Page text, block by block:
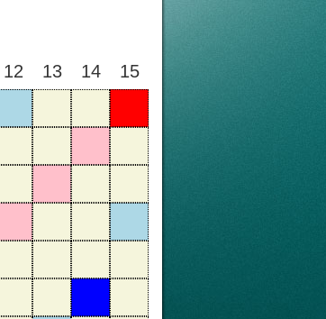
12 13 14
15